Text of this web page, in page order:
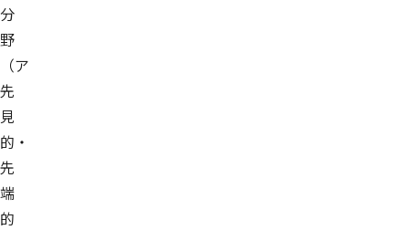
分
野
（ア
先
見
的・
先
端
的